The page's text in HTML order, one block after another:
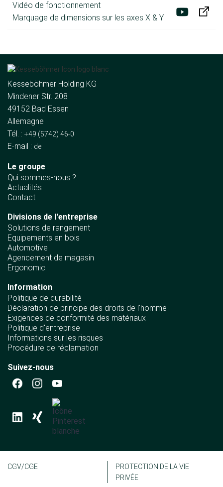
Vidéo de fonctionnement
Marquage de dimensions sur les axes X & Y
Kesseböhmer Holding KG
Mindener Str. 208
49152 Bad Essen
Allemagne
Tél. : +49 (5742) 46-0
E-mail : de
Le groupe
Qui sommes-nous ?
Actualités
Contact
Divisions de l'entreprise
Solutions de rangement
Equipements en bois
Automotive
Agencement de magasin
Ergonomic
Information
Politique de durabilité
Déclaration de principe des droits de l'homme
Exigences de conformité des matériaux
Politique d'entreprise
Informations sur les risques
Procédure de réclamation
Suivez-nous
CGV/CGE
PROTECTION DE LA VIE
PRIVÉE